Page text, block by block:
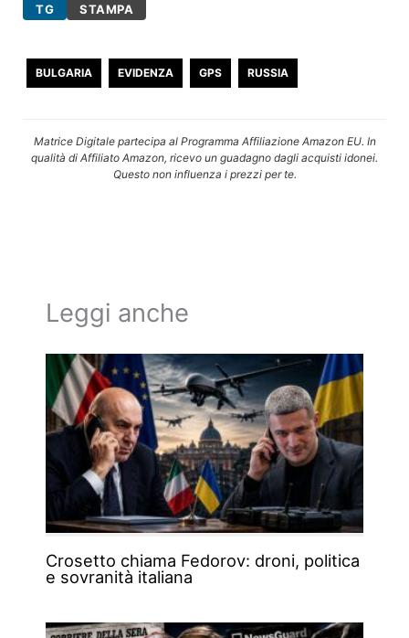
TG STAMPA
BULGARIA EVIDENZA GPS RUSSIA
Matrice Digitale partecipa al Programma Affiliazione Amazon EU. In
qualità di Affiliato Amazon, ricevo un guadagno dagli acquisti idonei.
Questo non influenza i prezzi per te.
Leggi anche
Crosetto chiama Fedorov: droni, politica
e sovranità italiana